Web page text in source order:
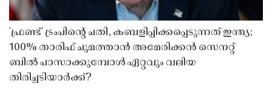
'ഫ്രണ്ട്' ട്രംപിന്റെ ചതി, കബളിപ്പിക്കപ്പെടുന്നത് ഇന്ത്യ;
100% താരിഫ് ചുമത്താൻ അമേരിക്കൻ സെനറ്റ്
ബിൽ പാസാക്കുമ്പോൾ ഏറ്റവും വലിയ
തിരിച്ചടിയാർക്ക്?